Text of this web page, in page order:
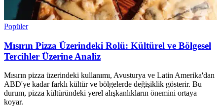
Popüler
Mısırın Pizza Üzerindeki Rolü: Kültürel ve Bölgesel
Tercihler Üzerine Analiz
Mısırın pizza üzerindeki kullanımı, Avusturya ve Latin Amerika'dan
ABD'ye kadar farklı kültür ve bölgelerde değişiklik gösterir. Bu
durum, pizza kültüründeki yerel alışkanlıkların önemini ortaya
koyar.